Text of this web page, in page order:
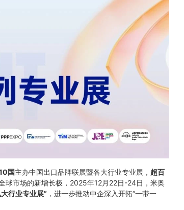
国主办中国出口品牌联展暨各大行业专业展， 超百
球市场的新增长极，2025年12月22日-24日，米奥
行业专业展” ，进一步推动中企深入开拓“一带一